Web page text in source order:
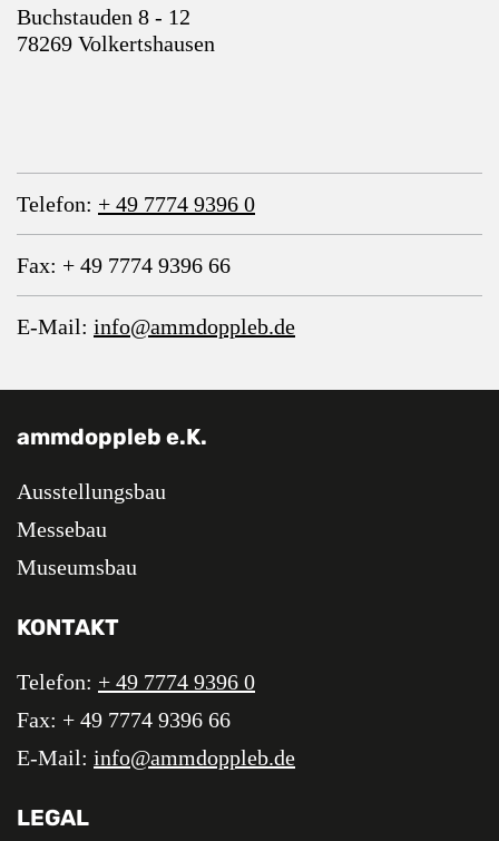
Buchstauden 8 - 12
78269 Volkertshausen
Telefon: + 49 7774 9396 0
Fax: + 49 7774 9396 66
E-Mail: info@ammdoppleb.de
ammdoppleb e.K.
Ausstellungsbau
Messebau
Museumsbau
KONTAKT
Telefon: + 49 7774 9396 0
Fax: + 49 7774 9396 66
E-Mail: info@ammdoppleb.de
LEGAL